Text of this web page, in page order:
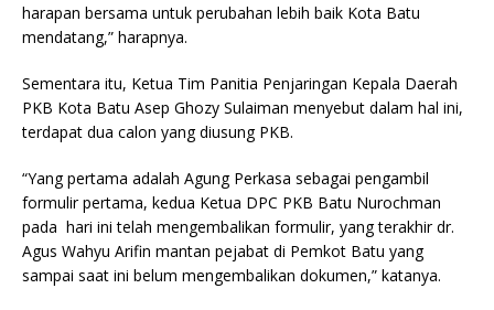
harapan bersama untuk perubahan lebih baik Kota Batu
mendatang,” harapnya.
Sementara itu, Ketua Tim Panitia Penjaringan Kepala Daerah
PKB Kota Batu Asep Ghozy Sulaiman menyebut dalam hal ini,
terdapat dua calon yang diusung PKB.
“Yang pertama adalah Agung Perkasa sebagai pengambil
formulir pertama, kedua Ketua DPC PKB Batu Nurochman
pada hari ini telah mengembalikan formulir, yang terakhir dr.
Agus Wahyu Arifin mantan pejabat di Pemkot Batu yang
sampai saat ini belum mengembalikan dokumen,” katanya.